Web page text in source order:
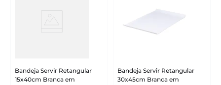
Bandeja Servir Retangular
15x40cm Branca em
Bandeja Servir Retangular
30x45cm Branca em